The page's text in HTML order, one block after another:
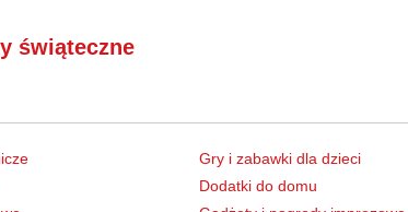
świąteczne
Gry i zabawki dla dzieci
Dodatki do domu